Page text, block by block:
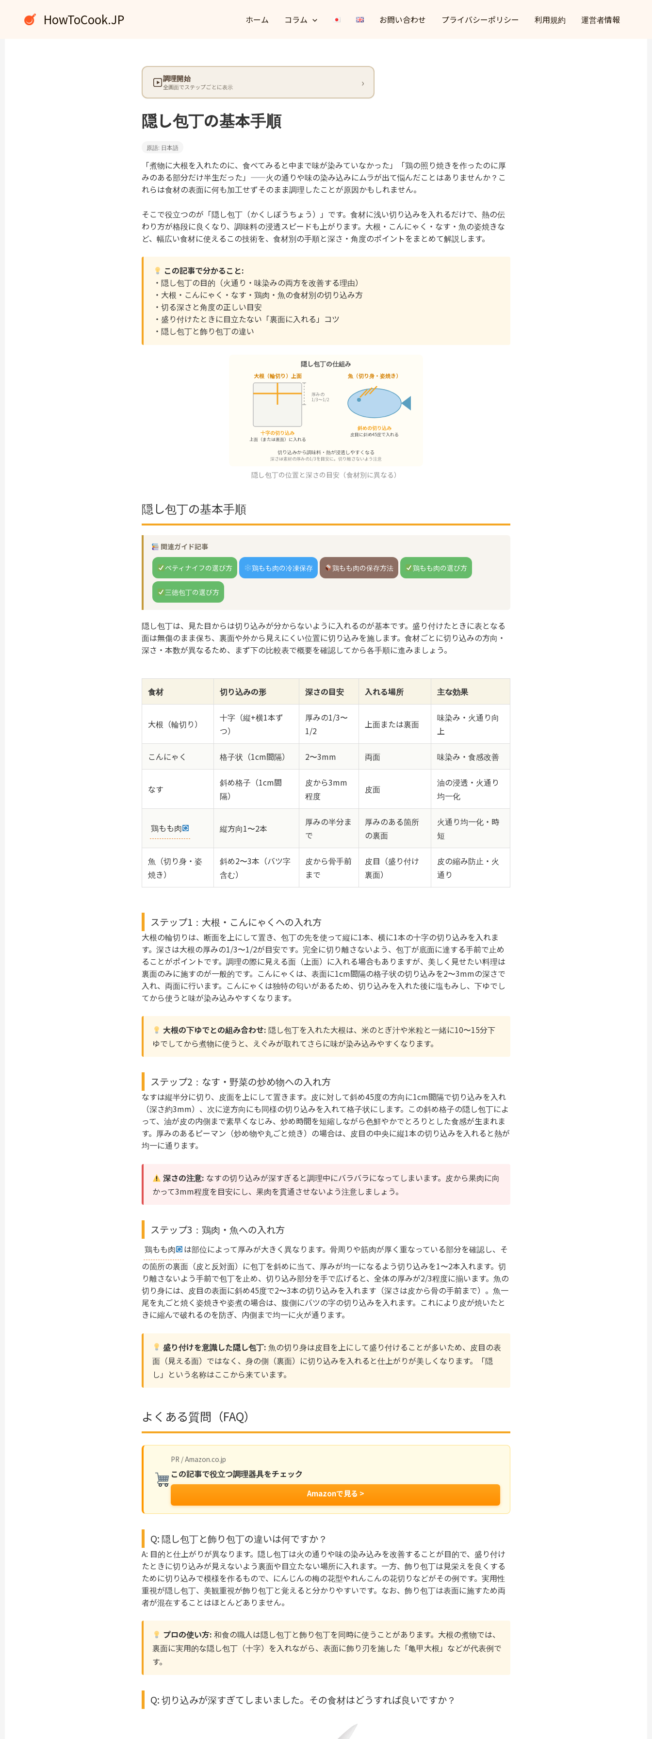
HowToCook.JP ホーム コラム お問い合わせ プライバシーポリシー 利用規約 運営者情報
調理開始
全画面でステップごとに表示
隠し包丁の基本手順
原語: 日本語
「煮物に大根を入れたのに、食べてみると中まで味が染みていなかった」「鶏の照り焼きを作ったのに厚
みのある部分だけ半生だった」——火の通りや味の染み込みにムラが出て悩んだことはありませんか？こ
れらは食材の表面に何も加工せずそのまま調理したことが原因かもしれません。
そこで役立つのが「隠し包丁（かくしぼうちょう）」です。食材に浅い切り込みを入れるだけで、熱の伝
わり方が格段に良くなり、調味料の浸透スピードも上がります。大根・こんにゃく・なす・魚の姿焼きな
ど、幅広い食材に使えるこの技術を、食材別の手順と深さ・角度のポイントをまとめて解説します。
この記事で分かること:
・隠し包丁の目的（火通り・味染みの両方を改善する理由）
・大根・こんにゃく・なす・鶏肉・魚の食材別の切り込み方
・切る深さと角度の正しい目安
・盛り付けたときに目立たない「裏面に入れる」コツ
・隠し包丁と飾り包丁の違い
隠し包丁の仕組み
大根（輪切り）上面
厚みの
1/3〜1/2
十字の切り込み
上面（または裏面）に入れる
魚（切り身・姿焼き）
斜めの切り込み
皮目に斜め45度で入れる
切り込みから調味料・熱が浸透しやすくなる
深さは素材の厚みの1/3を目安に。切り離さないよう注意
隠し包丁の位置と深さの目安（食材別に異なる）
隠し包丁の基本手順
関連ガイド記事
ペティナイフの選び方 鶏もも肉の冷凍保存 鶏もも肉の保存方法 鶏もも肉の選び方
三徳包丁の選び方
隠し包丁は、見た目からは切り込みが分からないように入れるのが基本です。盛り付けたときに表となる
面は無傷のまま保ち、裏面や外から見えにくい位置に切り込みを施します。食材ごとに切り込みの方向・
深さ・本数が異なるため、まず下の比較表で概要を確認してから各手順に進みましょう。
食材 切り込みの形 深さの目安 入れる場所 主な効果
大根（輪切り）
十字（縦+横1本ず
つ）
厚みの1/3〜
1/2
上面または裏面
味染み・火通り向
上
こんにゃく 格子状（1cm間隔） 2〜3mm 両面 味染み・食感改善
なす
斜め格子（1cm間
隔）
皮から3mm
程度
皮面
油の浸透・火通り
均一化
鶏もも肉 縦方向1〜2本
厚みの半分ま
で
厚みのある箇所
の裏面
火通り均一化・時
短
魚（切り身・姿
焼き）
斜め2〜3本（バツ字
含む）
皮から骨手前
まで
皮目（盛り付け
裏面）
皮の縮み防止・火
通り
ステップ1：大根・こんにゃくへの入れ方
大根の輪切りは、断面を上にして置き、包丁の先を使って縦に1本、横に1本の十字の切り込みを入れま
す。深さは大根の厚みの1/3〜1/2が目安です。完全に切り離さないよう、包丁が底面に達する手前で止め
ることがポイントです。調理の際に見える面（上面）に入れる場合もありますが、美しく見せたい料理は
裏面のみに施すのが一般的です。こんにゃくは、表面に1cm間隔の格子状の切り込みを2〜3mmの深さで
入れ、両面に行います。こんにゃくは独特の匂いがあるため、切り込みを入れた後に塩もみし、下ゆでし
てから使うと味が染み込みやすくなります。
大根の下ゆでとの組み合わせ: 隠し包丁を入れた大根は、米のとぎ汁や米粒と一緒に10〜15分下
ゆでしてから煮物に使うと、えぐみが取れてさらに味が染み込みやすくなります。
ステップ2：なす・野菜の炒め物への入れ方
なすは縦半分に切り、皮面を上にして置きます。皮に対して斜め45度の方向に1cm間隔で切り込みを入れ
（深さ約3mm）、次に逆方向にも同様の切り込みを入れて格子状にします。この斜め格子の隠し包丁によ
って、油が皮の内側まで素早くなじみ、炒め時間を短縮しながら色鮮やかでとろりとした食感が生まれま
す。厚みのあるピーマン（炒め物や丸ごと焼き）の場合は、皮目の中央に縦1本の切り込みを入れると熱が
均一に通ります。
深さの注意: なすの切り込みが深すぎると調理中にバラバラになってしまいます。皮から果肉に向
かって3mm程度を目安にし、果肉を貫通させないよう注意しましょう。
ステップ3：鶏肉・魚への入れ方
鶏もも肉
は部位によって厚みが大きく異なります。骨周りや筋肉が厚く重なっている部分を確認し、そ
の箇所の裏面（皮と反対面）に包丁を斜めに当て、厚みが均一になるよう切り込みを1〜2本入れます。切
り離さないよう手前で包丁を止め、切り込み部分を手で広げると、全体の厚みが2/3程度に揃います。魚の
切り身には、皮目の表面に斜め45度で2〜3本の切り込みを入れます（深さは皮から骨の手前まで）。魚一
尾を丸ごと焼く姿焼きや姿煮の場合は、腹側にバツの字の切り込みを入れます。これにより皮が焼いたと
きに縮んで破れるのを防ぎ、内側まで均一に火が通ります。
盛り付けを意識した隠し包丁: 魚の切り身は皮目を上にして盛り付けることが多いため、皮目の表
面（見える面）ではなく、身の側（裏面）に切り込みを入れると仕上がりが美しくなります。「隠
し」という名称はここから来ています。
よくある質問（FAQ）
PR / Amazon.co.jp
この記事で役立つ調理器具をチェック
Amazonで見る >
Q: 隠し包丁と飾り包丁の違いは何ですか？
A: 目的と仕上がりが異なります。隠し包丁は火の通りや味の染み込みを改善することが目的で、盛り付け
たときに切り込みが見えないよう裏面や目立たない場所に入れます。一方、飾り包丁は見栄えを良くする
ために切り込みで模様を作るもので、にんじんの梅の花型やれんこんの花切りなどがその例です。実用性
重視が隠し包丁、美観重視が飾り包丁と覚えると分かりやすいです。なお、飾り包丁は表面に施すため両
者が混在することはほとんどありません。
プロの使い方: 和食の職人は隠し包丁と飾り包丁を同時に使うことがあります。大根の煮物では、
裏面に実用的な隠し包丁（十字）を入れながら、表面に飾り刃を施した「亀甲大根」などが代表例で
す。
Q: 切り込みが深すぎてしまいました。その食材はどうすれば良いですか？